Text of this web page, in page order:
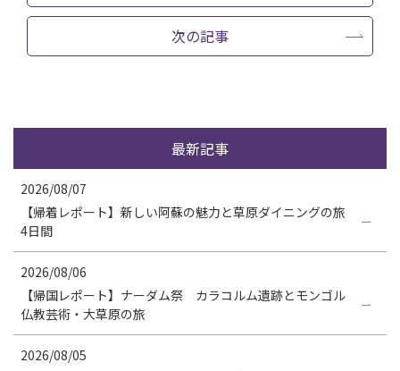
次の記事
最新記事
2026/08/07
【帰着レポート】新しい阿蘇の魅力と草原ダイニングの旅
4日間
2026/08/06
【帰国レポート】ナーダム祭 カラコルム遺跡とモンゴル
仏教芸術・大草原の旅
2026/08/05